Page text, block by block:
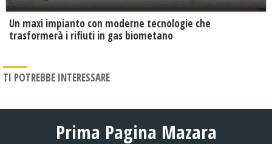
Un maxi impianto con moderne tecnologie che
trasformerà i rifiuti in gas biometano
TI POTREBBE INTERESSARE
Prima Pagina Mazara